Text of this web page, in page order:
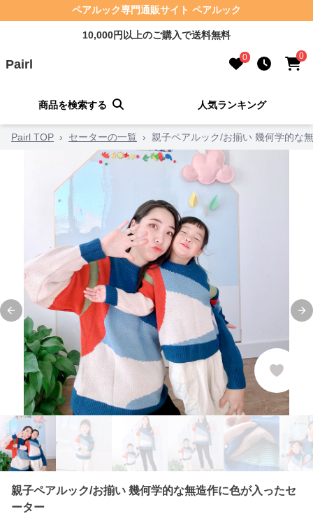
ペアルック専門通販サイト ペアルック
10,000円以上のご購入で送料無料
Pairl 0 0
商品を検索する 人気ランキング
Pairl TOP › セーターの一覧 › 親子ペアルック/お揃い 幾何学的な
Previous slide
親子ペアルック/お揃い 幾何学的な無造作に色が入ったセ
ーター